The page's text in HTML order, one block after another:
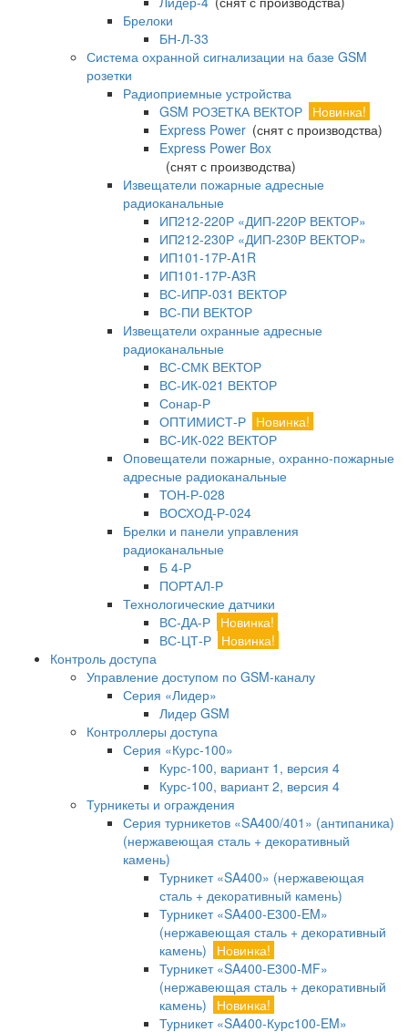
Брелоки
БН-Л-33
Система охранной сигнализации на базе GSM
розетки
Радиоприемные устройства
GSM РОЗЕТКА ВЕКТОР Новинка!
Express Power (снят с производства)
Express Power Box
(снят с производства)
Извещатели пожарные адресные
радиоканальные
ИП212-220Р «ДИП-220Р ВЕКТОР»
ИП212-230Р «ДИП-230Р ВЕКТОР»
ИП101-17Р-A1R
ИП101-17Р-A3R
ВС-ИПР-031 ВЕКТОР
ВС-ПИ ВЕКТОР
Извещатели охранные адресные
радиоканальные
ВС-СМК ВЕКТОР
ВС-ИК-021 ВЕКТОР
Сонар-Р
ОПТИМИСТ-Р Новинка!
ВС-ИК-022 ВЕКТОР
Оповещатели пожарные, охранно-пожарные
адресные радиоканальные
ТОН-Р-028
ВОСХОД-Р-024
Брелки и панели управления
радиоканальные
Б 4-Р
ПОРТАЛ-Р
Технологические датчики
ВС-ДА-Р Новинка!
ВС-ЦТ-Р Новинка!
Контроль доступа
Управление доступом по GSM-каналу
Серия «Лидер»
Лидер GSM
Контроллеры доступа
Серия «Курс-100»
Курс-100, вариант 1, версия 4
Курс-100, вариант 2, версия 4
Турникеты и ограждения
Серия турникетов «SA400/401» (антипаника)
(нержавеющая сталь + декоративный
камень)
Турникет «SA400» (нержавеющая
сталь + декоративный камень)
Турникет «SA400-Е300-EM»
(нержавеющая сталь + декоративный
камень)
Новинка!
Турникет «SA400-Е300-MF»
(нержавеющая сталь + декоративный
камень)
Новинка!
Турникет «SA400-Курс100-EM»